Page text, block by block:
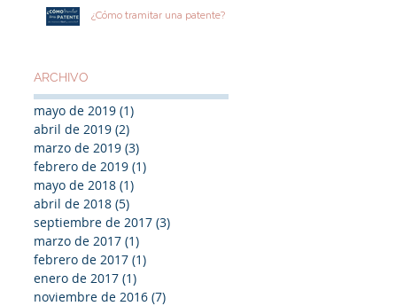
¿Cómo tramitar una patente?
ARCHIVO
mayo de 2019 (1)
abril de 2019 (2)
marzo de 2019 (3)
febrero de 2019 (1)
mayo de 2018 (1)
abril de 2018 (5)
septiembre de 2017 (3)
marzo de 2017 (1)
febrero de 2017 (1)
enero de 2017 (1)
noviembre de 2016 (7)